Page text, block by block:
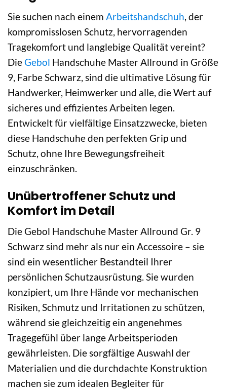
Sie suchen nach einem Arbeitshandschuh, der
kompromisslosen Schutz, hervorragenden
Tragekomfort und langlebige Qualität vereint?
DieGebol Handschuhe Master Allround in Größe
9, Farbe Schwarz, sind die ultimative Lösung für
Handwerker, Heimwerker und alle, die Wert auf
sicheres und effizientes Arbeiten legen.
Entwickelt für vielfältige Einsatzzwecke, bieten
diese Handschuhe den perfekten Grip und
Schutz, ohne Ihre Bewegungsfreiheit
einzuschränken.
Unübertroffener Schutz und
Komfort im Detail
Die Gebol Handschuhe Master Allround Gr. 9
Schwarz sind mehr als nur ein Accessoire – sie
sind ein wesentlicher Bestandteil Ihrer
persönlichen Schutzausrüstung. Sie wurden
konzipiert, um Ihre Hände vor mechanischen
Risiken, Schmutz und Irritationen zu schützen,
während sie gleichzeitig ein angenehmes
Tragegefühl über lange Arbeitsperioden
gewährleisten. Die sorgfältige Auswahl der
Materialien und die durchdachte Konstruktion
machen sie zum idealen Begleiter für